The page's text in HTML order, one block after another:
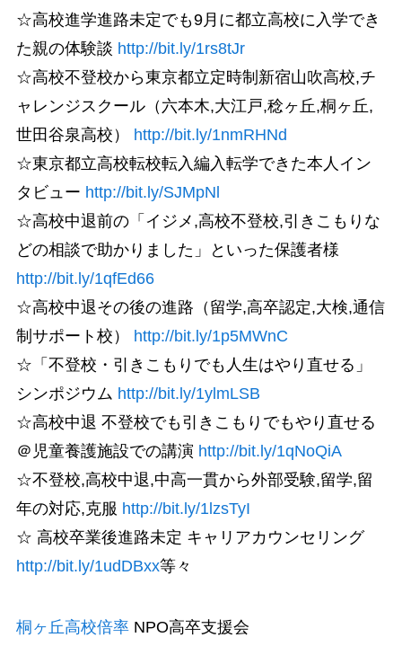
☆高校進学進路未定でも9月に都立高校に入学でき
た親の体験談 http://bit.ly/1rs8tJr
☆高校不登校から東京都立定時制新宿山吹高校,チ
ャレンジスクール（六本木,大江戸,稔ヶ丘,桐ヶ丘,
世田谷泉高校）
http://bit.ly/1nmRHNd
☆東京都立高校転校転入編入転学できた本人イン
タビュー http://bit.ly/SJMpNl
☆高校中退前の「イジメ,高校不登校,引きこもりな
どの相談で助かりました」といった保護者様
http://bit.ly/1qfEd66
☆高校中退その後の進路（留学,高卒認定,大検,通信
制サポート校）
http://bit.ly/1p5MWnC
☆「不登校・引きこもりでも人生はやり直せる」
シンポジウム http://bit.ly/1ylmLSB
☆高校中退 不登校でも引きこもりでもやり直せる
＠児童養護施設での講演 http://bit.ly/1qNoQiA
☆不登校,高校中退,中高一貫から外部受験,留学,留
年の対応,克服 http://bit.ly/1lzsTyI
☆ 高校卒業後進路未定 キャリアカウンセリング
http://bit.ly/1udDBxx等々
桐ヶ丘高校倍率 NPO高卒支援会